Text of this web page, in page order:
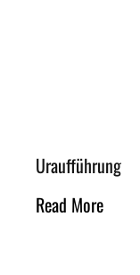
Uraufführung
Read More